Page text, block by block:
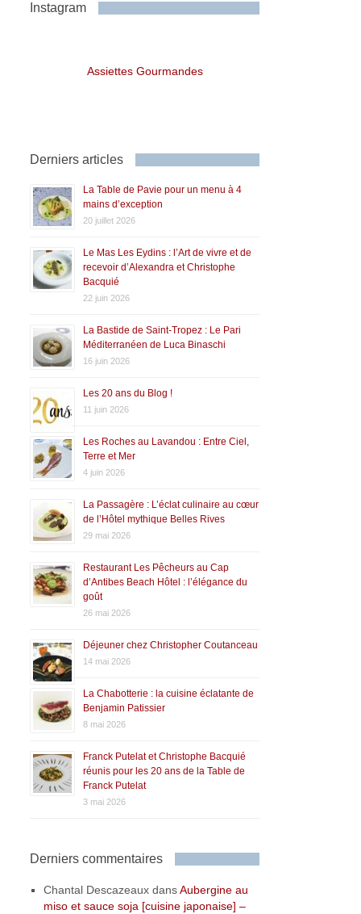
Instagram
Assiettes Gourmandes
Derniers articles
La Table de Pavie pour un menu à 4
mains d’exception
20 juillet 2026
Le Mas Les Eydins : l’Art de vivre et de
recevoir d’Alexandra et Christophe
Bacquié
22 juin 2026
La Bastide de Saint-Tropez : Le Pari
Méditerranéen de Luca Binaschi
16 juin 2026
Les 20 ans du Blog !
11 juin 2026
Les Roches au Lavandou : Entre Ciel,
Terre et Mer
4 juin 2026
La Passagère : L’éclat culinaire au cœur
de l’Hôtel mythique Belles Rives
29 mai 2026
Restaurant Les Pêcheurs au Cap
d’Antibes Beach Hôtel : l’élégance du
goût
26 mai 2026
Déjeuner chez Christopher Coutanceau
14 mai 2026
La Chabotterie : la cuisine éclatante de
Benjamin Patissier
8 mai 2026
Franck Putelat et Christophe Bacquié
réunis pour les 20 ans de la Table de
Franck Putelat
3 mai 2026
Derniers commentaires
Chantal Descazeaux dansAubergine au
miso et sauce soja [cuisine japonaise] –